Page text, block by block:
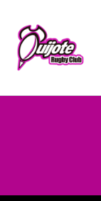
contenido